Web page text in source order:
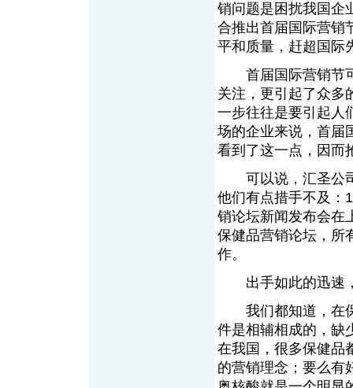
销问题是困扰我国企
合推出首届国际营销
平和质量，赶超国际
首届国际营销节可
关注，更引起了众多
一步往往是要引起人
场的企业来说，首届
看到了这一点，因而
可以说，汇圣公司
他们有点措手不及：
销论坛新闻发布会在
保健品营销论坛，所
作。
出手如此的迅速，
我们都知道，在保
件是相辅相成的，缺
在我国，很多保健品
的营销理念；要么有